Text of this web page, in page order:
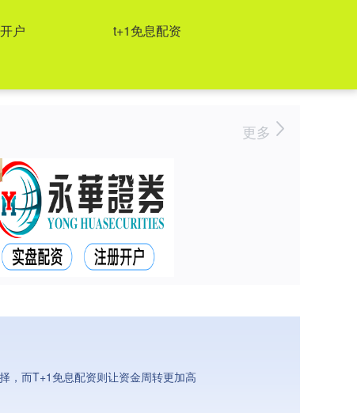
户 t+1免息配资
更多
，而T+1免息配资则让资金周转更加高